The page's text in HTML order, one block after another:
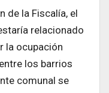
de la Fiscalía, el
relacionado
la ocupación
los barrios
comunal se